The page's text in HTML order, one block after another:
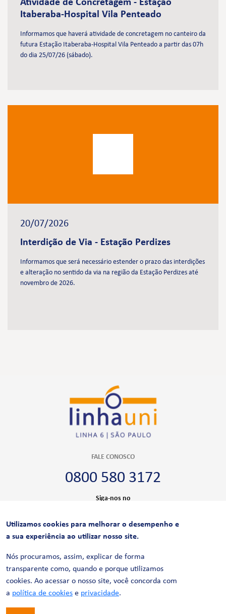
Atividade de Concretagem - Estação
Itaberaba-Hospital Vila Penteado
Informamos que haverá atividade de concretagem no canteiro da
futura Estação Itaberaba-Hospital Vila Penteado a partir das 07h
do dia 25/07/26 (sábado).
20/07/2026
Interdição de Via - Estação Perdizes
Informamos que será necessário estender o prazo das interdições
e alteração no sentido da via na região da Estação Perdizes até
novembro de 2026.
FALE CONOSCO
0800 580 3172
Siga-nos no
CERTIFICAÇÕES
Utilizamos cookies para melhorar o desempenho e
a sua experiência ao utilizar nosso site.
Nós procuramos, assim, explicar de forma
transparente como, quando e porque utilizamos
cookies. Ao acessar o nosso site, você concorda com
a política de cookies e privacidade.